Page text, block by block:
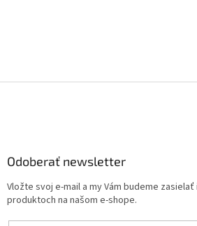
Odoberať newsletter
Vložte svoj e-mail a my Vám budeme
produktoch na našom e-shope.